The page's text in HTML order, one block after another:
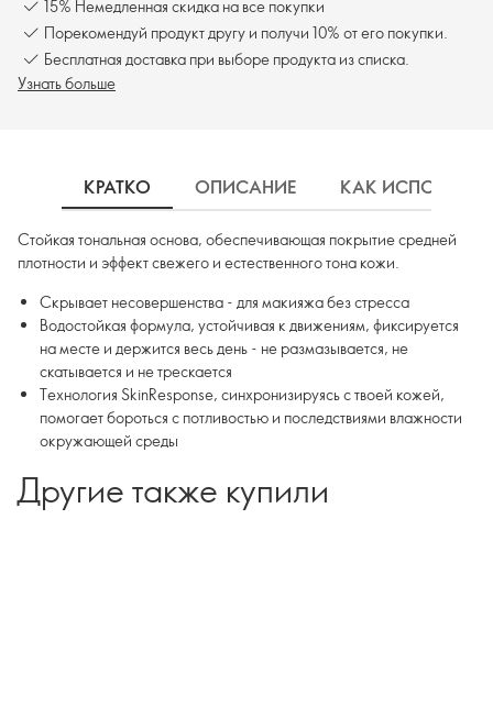
15% Немедленная скидка на все покупки
Порекомендуй продукт другу и получи 10% от его покупки.
Бесплатная доставка при выборе продукта из списка.
Узнать больше
КРАТКО ОПИСАНИЕ КАК
Стойкая тональная основа, обеспечивающая покрытие средней
плотности и эффект свежего и естественного тона кожи.
Скрывает несовершенства - для макияжа без стресса
Водостойкая формула, устойчивая к движениям, фиксируется
на месте и держится весь день - не размазывается, не
скатывается и не трескается
Технология SkinResponse, синхронизируясь с твоей кожей,
помогает бороться с потливостью и последствиями влажности
окружающей среды
Другие также купили